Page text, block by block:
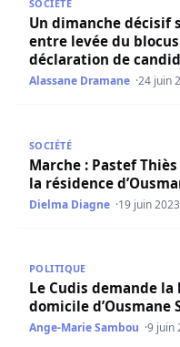
SOCIÉTÉ
Un dimanche décisif
entre levée du
déclaration de
Alassane Dramane 24 juin
SOCIÉTÉ
Marche : Pastef
la résidence
Dielma Diagne 19 juin 2023
POLITIQUE
Le Cudis demande
domicile d’Ousmane
Ange-Marie Sambou 9 juin